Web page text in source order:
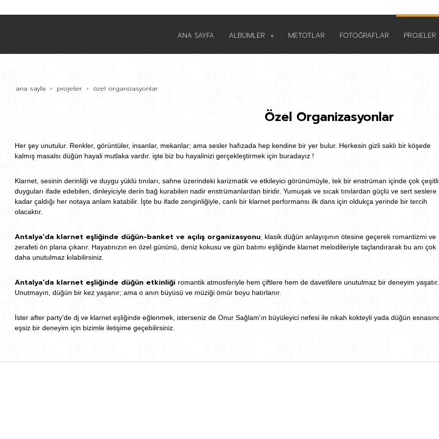
ANA SAYFA ALBÜMLER METOTLAR FOTOĞRAFLAR PROJELER
ana sayfa projeler özel organizasyonlar
Özel Organizasyonlar
Her şey unutulur. Renkler, görüntüler, insanlar, mekanlar; ama sesler hafızada hep kendine bir yer bulur. Herkesin gizli saklı bir köşede
kalmış masalsı düğün hayali mutlaka vardır. işte biz bu hayalinizi gerçekleştirmek için buradayız !
Klarnet, sesinin derinliği ve duygu yüklü tınıları, sahne üzerindeki karizmatik ve etkileyici görünümüyle, tek bir enstrüman içinde çok çeşitli
duyguları ifade edebilen, dinleyiciyle derin bağ kurabilen nadir enstrümanlardan biridir. Yumuşak ve sıcak tınılardan güçlü ve sert seslere
kadar çaldığı her notaya anlam katabilir. İşte bu ifade zenginliğiyle, canlı bir klarnet performansı ilk dans için oldukça yerinde bir tercih
olacaktır.
Antalya'da klarnet eşliğinde düğün-banket ve açılış organizasyonu, klasik düğün anlayışının ötesine geçerek romantizmi ve
zerafeti ön plana çıkarır. Hayatınızın en özel gününü, deniz kokusu ve gün batımı eşliğinde klarnet melodileriyle taçlandırarak bu anı çok
daha unutulmaz kılabilirsiniz.
Antalya'da klarnet eşliğinde düğün etkinliği romantik atmosferiyle hem çiftlere hem de davetlilere unutulmaz bir deneyim yaşatır.
Unutmayın, düğün bir kez yaşanır; ama o anın büyüsü ve müziği ömür boyu hatırlanır.
İster after party'de dj ve klarnet eşliğinde eğlenmek, isterseniz de Onur Sağlam'ın büyüleyici nefesi ile nikah kokteyli yada düğün
eşsiz bir deneyim için bizimle iletişime geçebilirsiniz.